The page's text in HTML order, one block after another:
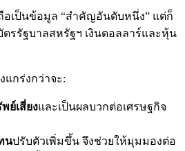
เป็นข้อมูล “สำคัญอันดับหนึ่ง” แต่ก็
รรัฐบาลสหรัฐฯ เงินดอลลาร์และหุ้น
กร่งกว่าจะ:
ย์เสี่ยงและเป็นผลบวกต่อเศรษฐกิจ
นปรับตัวเพิ่มขึ้น จึงช่วยให้มุมมองต่อ